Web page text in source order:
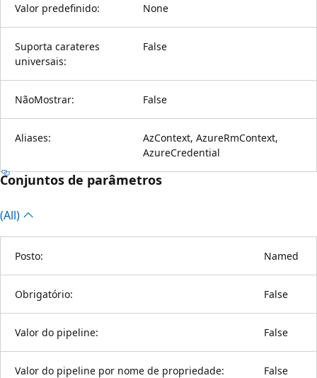
Valor predefinido: None
Suporta carateres
universais:
False
NãoMostrar: False
Aliases:
AzContext, AzureRmContext,
AzureCredential
Conjuntos de parâmetros
(All)
Posto: Named
Obrigatório: False
Valor do pipeline: False
Valor do pipeline por nome de propriedade: False